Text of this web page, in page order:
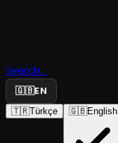
Search...
🇬🇧EN
🇹🇷Türkçe 🇬🇧English